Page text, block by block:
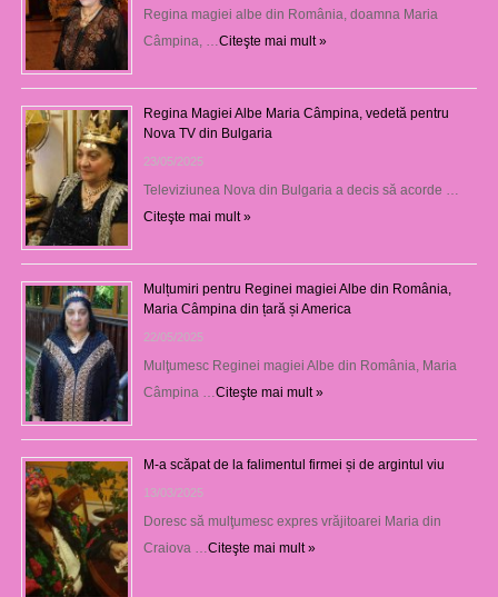
Regina magiei albe din România, doamna Maria
Câmpina, … Citeşte mai mult »
Regina Magiei Albe Maria Câmpina, vedetă pentru
Nova TV din Bulgaria
23/05/2025
Televiziunea Nova din Bulgaria a decis să acorde …
Citeşte mai mult »
Mulțumiri pentru Reginei magiei Albe din România,
Maria Câmpina din țară și America
22/05/2025
Mulţumesc Reginei magiei Albe din România, Maria
Câmpina … Citeşte mai mult »
M-a scăpat de la falimentul firmei și de argintul viu
13/03/2025
Doresc să mulţumesc expres vrăjitoarei Maria din
Craiova … Citeşte mai mult »